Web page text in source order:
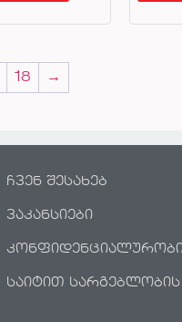
18 →
ჩვენ შესახებ
ვაკანსიები
საიტით სარგებლობის